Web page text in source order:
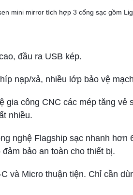
mini mirror tích hợp 3 cổng sạc gồm
đầu ra USB kép.
nạp/xả, nhiều lớp bảo vệ
gia công CNC các mép tăng
nhiều.
nghệ Flagship sạc nhanh hơn
bảo an toàn cho thiết bị.
và Micro thuận tiện. Chỉ cần